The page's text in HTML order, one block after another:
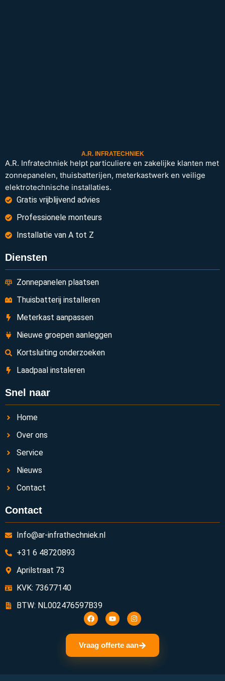
A.R. INFRATECHNIEK
A.R. Infratechniek helpt particuliere en zakelijke klanten met
zonnepanelen, thuisbatterijen, meterkastwerk en veilige
elektrotechnische installaties.
Gratis vrijblijvend advies
Professionele monteurs
Installatie van A tot Z
Diensten
Zonnepanelen plaatsen
Thuisbatterij installeren
Meterkast aanpassen
Nieuwe groepen aanleggen
Kortsluiting onderzoeken
Laadpaal instaleren
Snel naar
Home
Over ons
Service
Nieuws
Contact
Contact
Info@ar-infrathechniek.nl
+31 6 48720893
Aprilstraat 73
KVK: 73677140
BTW: NL002476597B39
Vraag offerte aan